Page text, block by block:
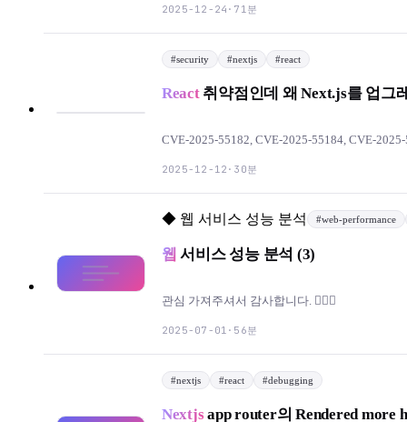
2025-12-24 · 71분
#security #nextjs #react
React취약점인데 왜 Next.js를 업그
CVE-2025-55182, CVE-2025-55184, CVE-
2025-12-12 · 30분
◆ 웹 서비스 성능 분석 #web-performance
웹 서비스 성능 분석 (3)
관심 가져주셔서 감사합니다. 🙇🏻‍♂️
2025-07-01 · 56분
#nextjs #react #debugging
Nextjs app router의 Rendered more